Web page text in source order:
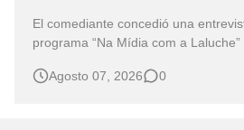
El comediante concedió una
programa “Na Mídia com a
eventos benéficos más importantes de Brasil.
Agosto 07, 2026 0